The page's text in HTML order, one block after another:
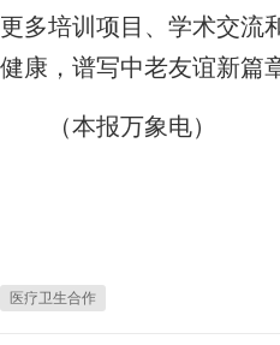
更多培训项目、学术交流
健康，谱写中老友谊新篇
（本报万象电）
医疗卫生合作